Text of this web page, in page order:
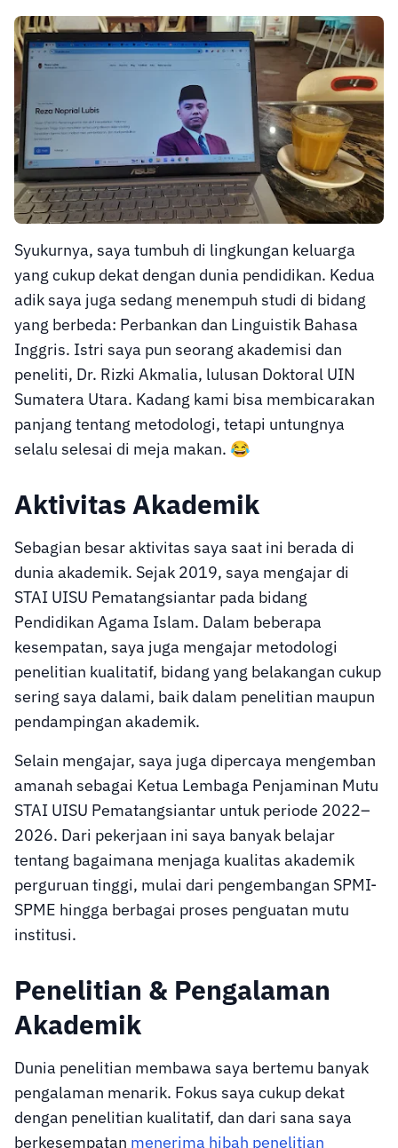
Syukurnya, saya tumbuh di lingkungan keluarga
yang cukup dekat dengan dunia pendidikan. Kedua
adik saya juga sedang menempuh studi di bidang
yang berbeda: Perbankan dan Linguistik Bahasa
Inggris. Istri saya pun seorang akademisi dan
peneliti, Dr. Rizki Akmalia, lulusan Doktoral UIN
Sumatera Utara. Kadang kami bisa membicarakan
panjang tentang metodologi, tetapi untungnya
selalu selesai di meja makan. 😂
Aktivitas Akademik
Sebagian besar aktivitas saya saat ini berada di
dunia akademik. Sejak 2019, saya mengajar di
STAI UISU Pematangsiantar pada bidang
Pendidikan Agama Islam. Dalam beberapa
kesempatan, saya juga mengajar metodologi
penelitian kualitatif, bidang yang belakangan cukup
sering saya dalami, baik dalam penelitian maupun
pendampingan akademik.
Selain mengajar, saya juga dipercaya mengemban
amanah sebagai Ketua Lembaga Penjaminan Mutu
STAI UISU Pematangsiantar untuk periode 2022–
2026. Dari pekerjaan ini saya banyak belajar
tentang bagaimana menjaga kualitas akademik
perguruan tinggi, mulai dari pengembangan SPMI-
SPME hingga berbagai proses penguatan mutu
institusi.
Penelitian & Pengalaman
Akademik
Dunia penelitian membawa saya bertemu banyak
pengalaman menarik. Fokus saya cukup dekat
dengan penelitian kualitatif, dan dari sana saya
berkesempatan menerima hibah penelitian